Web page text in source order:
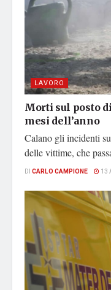
LAVORO
Morti sul posto
mesi dell’anno
Calano gli incidenti
delle vittime, che
DI CARLO CAMPIONE 13